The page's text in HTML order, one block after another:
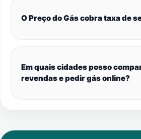
O Preço do Gás cobra taxa de
Em quais cidades posso
revendas e pedir gás online?